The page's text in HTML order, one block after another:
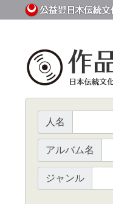
人名
アルバム名
ジャンル